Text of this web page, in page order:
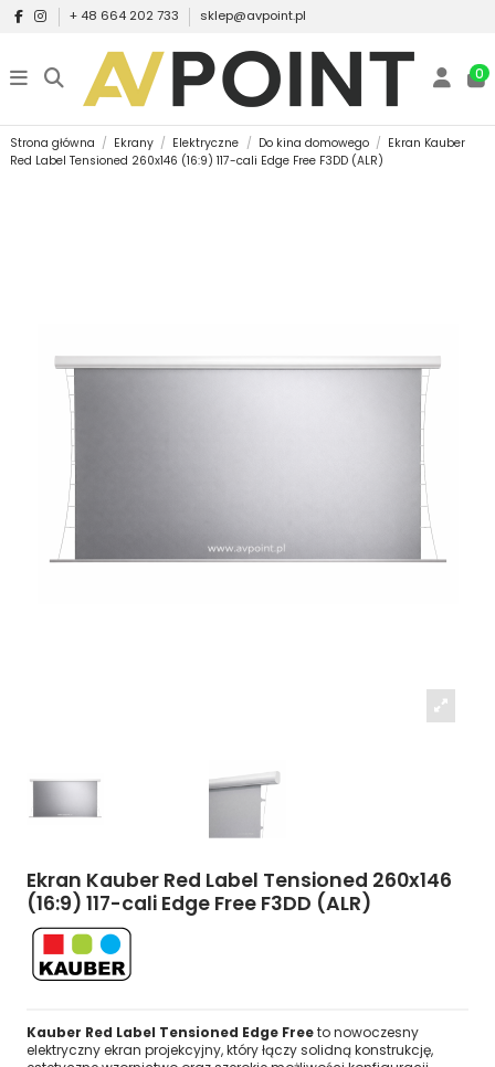
+ 48 664 202 733 sklep@avpoint.pl
0
Strona główna Ekrany Elektryczne Do kina domowego
Ekran Kauber
Red Label Tensioned 260x146 (16:9) 117-cali Edge Free F3DD (ALR)
Ekran Kauber Red Label Tensioned 260x146
(16:9) 117-cali Edge Free F3DD (ALR)
Kauber Red Label Tensioned Edge Freeto nowoczesny
elektryczny ekran projekcyjny, który łączy solidną konstrukcję,